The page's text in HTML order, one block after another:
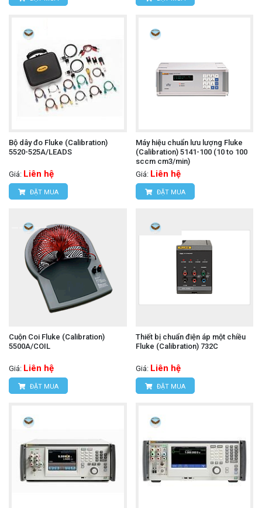
Bộ dây đo Fluke (Calibration)
5520-525A/LEADS
Giá: Liên hệ
ĐẶT MUA
Máy hiệu chuẩn lưu lượng Fluke
(Calibration) 5141-100 (10 to 100
sccm cm3/min)
Giá: Liên hệ
ĐẶT MUA
Cuộn Coi Fluke (Calibration)
5500A/COIL
Giá: Liên hệ
ĐẶT MUA
Thiết bị chuẩn điện áp một chiều
Fluke (Calibration) 732C
Giá: Liên hệ
ĐẶT MUA